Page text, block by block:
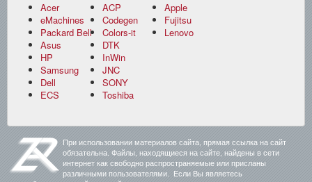
Acer
eMachines
Packard Bell
Asus
HP
Samsung
Dell
ECS
ACP
Codegen
Colors-it
DTK
InWin
JNC
SONY
Toshiba
Apple
Fujitsu
Lenovo
При использовании материалов сайта, прямая ссылка на сайт
обязательна. Файлы, находящиеся на сайте, найдены в сети
интернет как свободно распространяемые или присланы
различными пользователями. Если Вы являетесь